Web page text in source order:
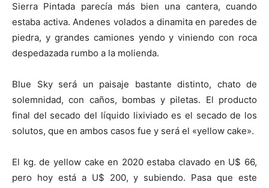
Sierra Pintada parecía más bien una cantera, cuando
estaba activa. Andenes volados a dinamita en paredes de
piedra, y grandes camiones yendo y viniendo con roca
despedazada rumbo a la molienda.
Blue Sky será un paisaje bastante distinto, chato de
solemnidad, con caños, bombas y piletas. El producto
final del secado del líquido lixiviado es el secado de los
solutos, que en ambos casos fue y será el «yellow cake».
El kg. de yellow cake en 2020 estaba clavado en U$ 66,
pero hoy está a U$ 200, y subiendo. Pasa que este